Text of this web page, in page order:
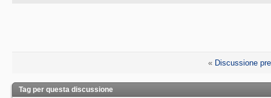
« Discussione
Tag per questa discussione